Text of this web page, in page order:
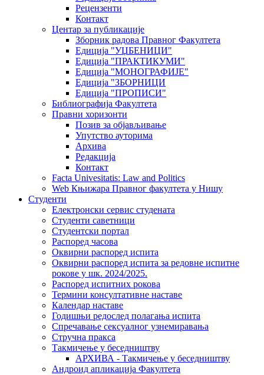
Рецензенти
Контакт
Центар за публикације
Зборник радова Правног Факултета
Едиција "УЏБЕНИЦИ"
Едиција "ПРАКТИКУМИ"
Едиција "МОНОГРАФИЈЕ"
Едиција "ЗБОРНИЦИ
Едиција "ПРОПИСИ"
Библиографија Факултета
Правни хоризонти
Позив за објављивање
Упутство ауторима
Архива
Редакција
Контакт
Facta Univesitatis: Law and Politics
Web Књижара Правног факултета у Нишу
Студенти
Електронски сервис студената
Студенти саветници
Студентски портал
Распоред часова
Оквирни распоред испита
Оквирни распоред испита за редовне испитне
рокове у шк. 2024/2025.
Распоред испитних рокова
Термини консултативне наставе
Календар наставе
Годишњи редослед полагања испита
Спречавање сексуалног узнемиравања
Стручна пракса
Такмичење у беседништву
АРХИВА - Такмичење у беседништву
Андроид апликација Факултета